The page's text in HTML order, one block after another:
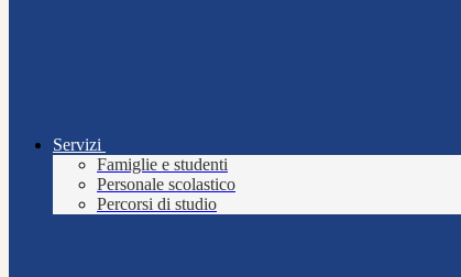
Servizi
Famiglie e studenti
Personale scolastico
Percorsi di studio